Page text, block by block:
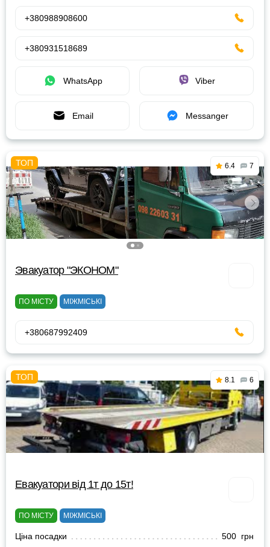
+380988908600
+380931518689
WhatsApp Viber
Email Messanger
6.4 7
Эвакуатор "ЭКОНОМ"
ПО МІСТУ МІЖМІСЬКІ
+380687992409
8.1 6
Евакуатори від 1т до 15т!
ПО МІСТУ МІЖМІСЬКІ
Ціна посадки 500 грн